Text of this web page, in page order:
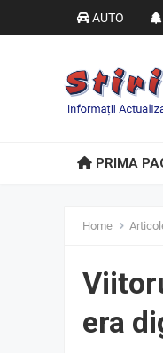
AUTO
PRIMA
Home
era